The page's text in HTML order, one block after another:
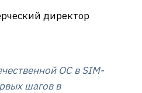
директор
ОС в SIM-
шагов в